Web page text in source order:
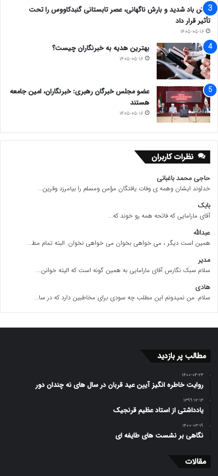
وزش باد شدید و بارش ناگهانی، عصر تابستانی گنبدکاووس را تحت
تأثیر قرار داد
۱۴۰۵-۰۵-۱۶
بهترین هدیه به خبرنگاران چیست؟
۱۴۰۵-۰۵-۱۶
عضو مجلس خبرگان رهبری: خبرنگاران، امین جامعه
هستند
۱۴۰۵-۰۵-۱۶
نظرات کاربران
حاجی محمد باغبانی
خداوند ایشان وهمه ی وفات یافتگان مؤمن ومسلم را بیامرزد وقرین...
بابک
آقای مارامایی که فاتحه همه رو خوند که...
عبدالله
همین است دیگر ، می خواهی بخوان می خواهی نخوان. البته تمام مط...
مدیر
سلام سبک نگارس آقای مارامایی به همین گونه است که الیته خوانن...
هادی
سلام. من نمیدونم این مطلب چه سودی برای مخاطبین دارد که در سا...
مطالب پر بازدید
۱۴۰۰-۰۴-۲۴
روایت خاطره انگیز آیین عید قربان در سال های نه چندان دور
۱۳۹۹-۱۲-۱۴
یادداشتی از استاد عظیم قرنجیک
۱۴۰۰-۰۳-۱۹
نگاهی بر نشست های طایفه ای
مقالات